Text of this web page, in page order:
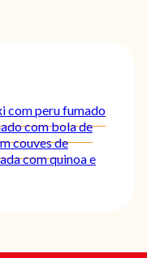
com peru fumado
com bola de
couves de
com quinoa e